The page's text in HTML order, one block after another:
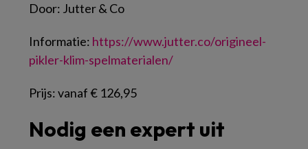
Door: Jutter & Co
Informatie: https://www.jutter.co/origineel-
pikler-klim-spelmaterialen/
Prijs:vanaf € 126,95
Nodig een expert uit